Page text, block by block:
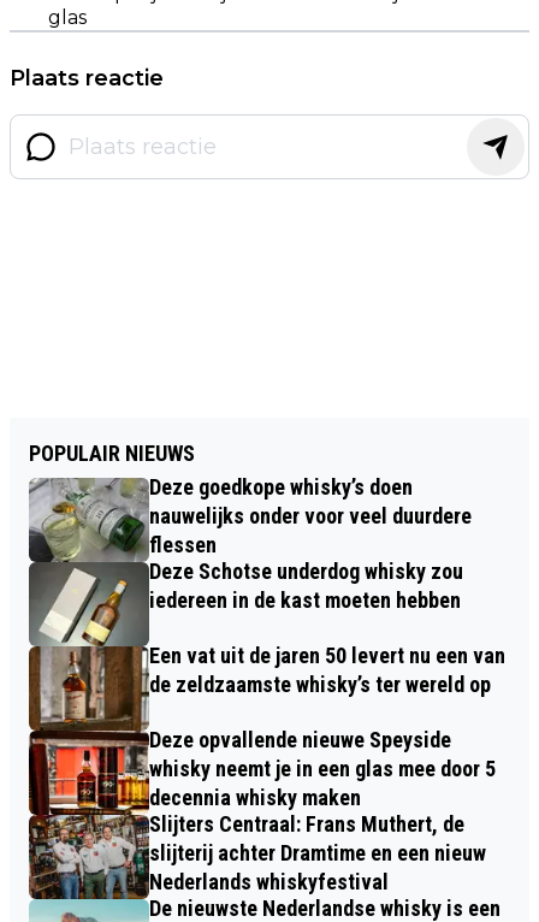
glas
Plaats reactie
POPULAIR NIEUWS
Deze goedkope whisky’s doen
nauwelijks onder voor veel duurdere
flessen
Deze Schotse underdog whisky zou
iedereen in de kast moeten hebben
Een vat uit de jaren 50 levert nu een van
de zeldzaamste whisky’s ter wereld op
Deze opvallende nieuwe Speyside
whisky neemt je in een glas mee door 5
decennia whisky maken
Slijters Centraal: Frans Muthert, de
slijterij achter Dramtime en een nieuw
Nederlands whiskyfestival
De nieuwste Nederlandse whisky is een